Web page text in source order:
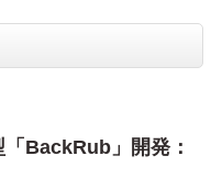
BackRub」開発：